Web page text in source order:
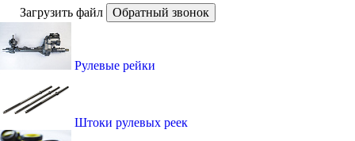
Загрузить файл
Обратный звонок
Рулевые рейки
Штоки рулевых реек